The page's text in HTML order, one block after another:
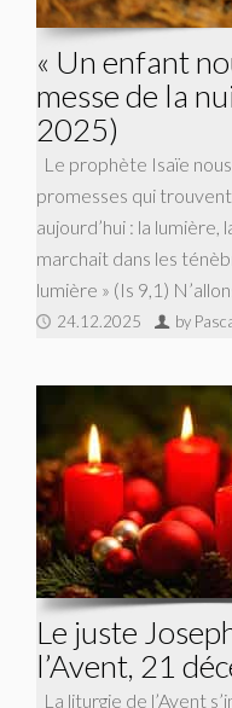
« Un enfant
messe de la
2025)
Le prophète Isaïe
promesses qui
aujourd’hui : la
marchait dans les
lumière » (Is 9,1)
24.12.2025 by
Le juste
l’Avent, 21
La liturgie de l’Avent